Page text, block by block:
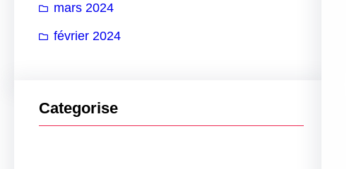
mars 2024
février 2024
Categorise